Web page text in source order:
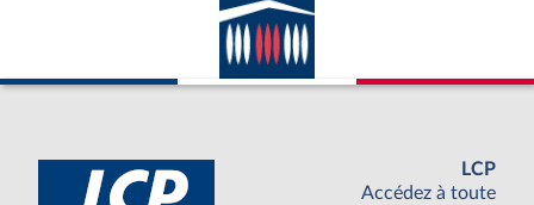
LCP
Accédez à toute